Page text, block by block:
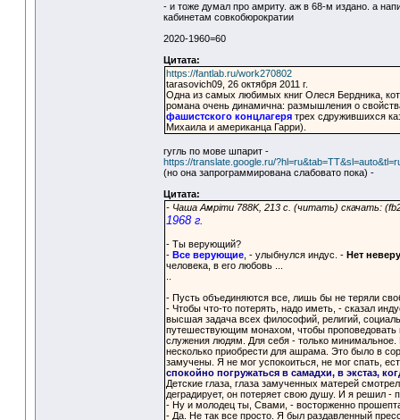
- и тоже думал про амриту. аж в 68-м издано. а
кабинетам совкобюрократии
2020-1960=60
Цитата:
https://fantlab.ru/work270802
tarasovich09, 26 октября 2011 г.
Одна из самых любимых книг Олеся Бердника,
романа очень динамична: размышления о
фашистского концлагерятрех сдружившихся
Михаила и американца Гарри).
гугль по мове шпарит -
https://translate.google.ru/
(но она запрограммирована слабовато пока) -
Цитата:
- Чаша Амріти 788K, 213 с. (читать) скачать:
1968 г.
- Ты верующий?
- Все верующие, - улыбнулся индус. - Нет
человека, в его любовь ...
- Пусть объединяются все, лишь бы не теряли
- Чтобы что-то потерять, надо иметь, - сказал
высшая задача всех философий, религий,
путешествующим монахом, чтобы проповедовать
служения людям. Для себя - только
несколько приобрести для ашрама. Это было в
замучены. Я не мог успокоиться, не мог спать,
спокойно погружаться в самадхи, в экстаз,
Детские глаза, глаза замученных матерей
деградирует, он потеряет свою душу. И я решил
- Ну и молодец ты, Свами, - восторженно
- Да. Не так все просто. Я был раздавленный